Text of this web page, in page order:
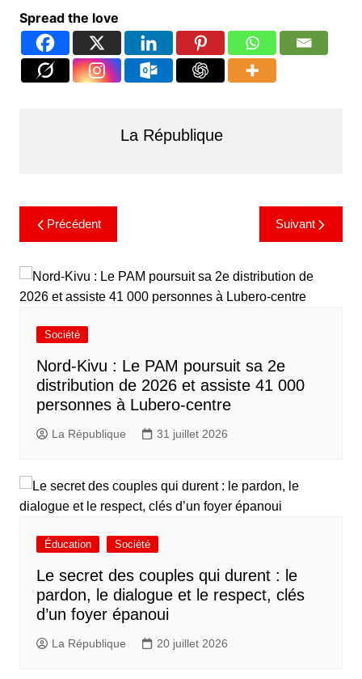
Spread the love
La République
Précédent Suivant
Société
Nord-Kivu : Le PAM poursuit sa 2e
distribution de 2026 et assiste 41 000
personnes à Lubero-centre
La République 31 juillet 2026
Éducation Société
Le secret des couples qui durent : le
pardon, le dialogue et le respect, clés
d’un foyer épanoui
La République 20 juillet 2026